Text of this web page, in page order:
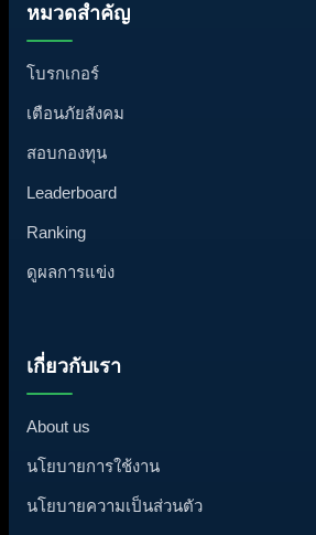
หมวดสำคัญ
โบรกเกอร์
เตือนภัยสังคม
สอบกองทุน
Leaderboard
Ranking
ดูผลการแข่ง
เกี่ยวกับเรา
About us
นโยบายการใช้งาน
นโยบายความเป็นส่วนตัว